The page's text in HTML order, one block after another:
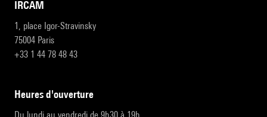
IRCAM
1, place Igor-Stravinsky
75004 Paris
+33 1 44 78 48 43
heures d'ouverture